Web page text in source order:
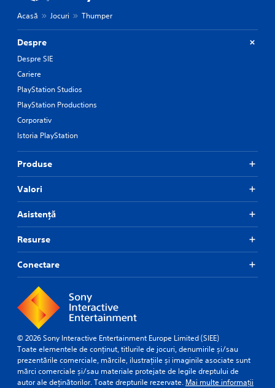
Acasă Jocuri Thumper
Despre
Despre SIE
Cariere
PlayStation Studios
PlayStation Productions
Corporativ
Istoria PlayStation
Produse
Valori
Asistență
Resurse
Conectare
© 2026 Sony Interactive Entertainment Europe Limited (SIEE)
Toate elementele de conținut, titlurile de jocuri, denumirile și/sau
prezentările comerciale, mărcile, ilustrațiile și imaginile asociate sunt
mărci comerciale și/sau materiale protejate de legile dreptului de
autor ale deținătorilor. Toate drepturile rezervate. Mai multe informații